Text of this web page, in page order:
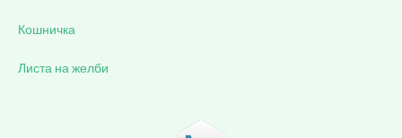
Кошничка
Листа на желби